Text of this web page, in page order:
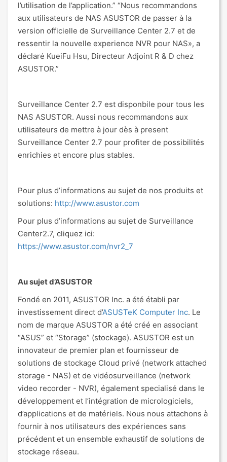
l’utilisation de l’application.” “Nous recommandons
aux utilisateurs de NAS ASUSTOR de passer à la
version officielle de Surveillance Center 2.7 et de
ressentir la nouvelle experience NVR pour NAS», a
déclaré KueiFu Hsu, Directeur Adjoint R & D chez
ASUSTOR.”
Surveillance Center 2.7 est disponbile pour tous les
NAS ASUSTOR. Aussi nous recommandons aux
utilisateurs de mettre à jour dès à present
Surveillance Center 2.7 pour profiter de possibilités
enrichies et encore plus stables.
Pour plus d’informations au sujet de nos produits et
solutions: http://www.asustor.com
Pour plus d’informations au sujet de Surveillance
Center2.7, cliquez ici:
https://www.asustor.com/nvr2_7
Au sujet d’ASUSTOR
Fondé en 2011, ASUSTOR Inc. a été établi par
investissement direct d’ASUSTeK Computer Inc. Le
nom de marque ASUSTOR a été créé en associant
“ASUS” et “Storage” (stockage). ASUSTOR est un
innovateur de premier plan et fournisseur de
solutions de stockage Cloud privé (network attached
storage - NAS) et de vidéosurveillance (network
video recorder - NVR), également specialisé dans le
développement et l’intégration de micrologiciels,
d’applications et de matériels. Nous nous attachons à
fournir à nos utilisateurs des expériences sans
précédent et un ensemble exhaustif de solutions de
stockage réseau.